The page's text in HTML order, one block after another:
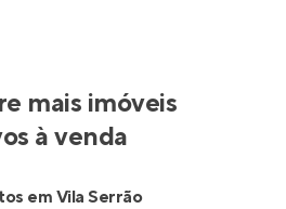
mais imóveis
à venda
em Vila Serrão